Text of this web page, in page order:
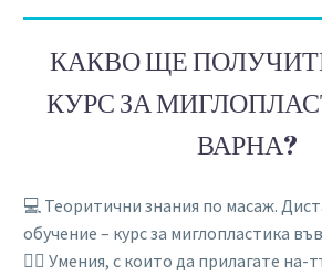
КАКВО ЩЕ
КУРС ЗА
ВАРНА?
💻 Теоритични знания по масаж.
обучение – курс за миглопластика
💆‍♀️ Умения, с които да прилагате на-